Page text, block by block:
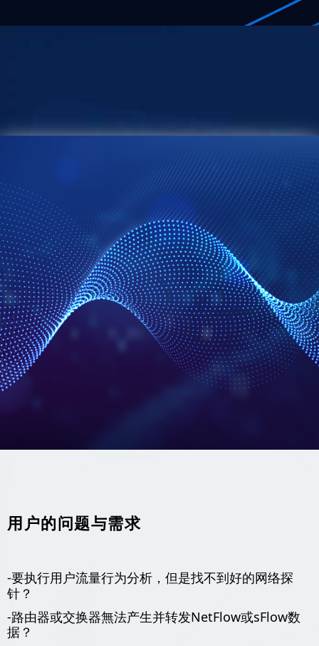
用户的问题与需求
-要执行用 户流量行为分析，但是找不到好的网络探
针？
-路由器或交换器無法产生并转发NetFlow或sFlow数
据？